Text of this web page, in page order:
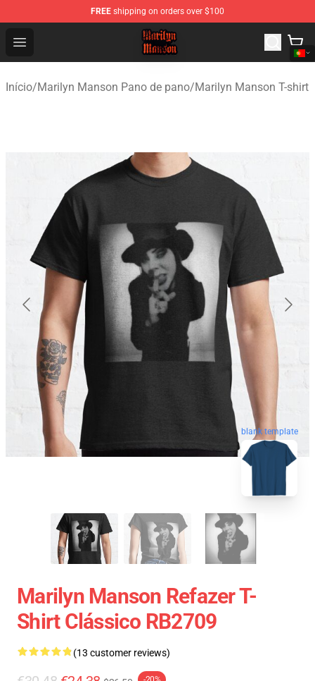
FREE shipping on orders over $100
Open menu
Marilyn Manson Shop - Official Marilyn Manson
Início/Marilyn Manson Pano de pano/Marilyn Manson T-shirt
blank template
Marilyn Manson Refazer T-
Shirt Clássico RB2709
(13 customer reviews)